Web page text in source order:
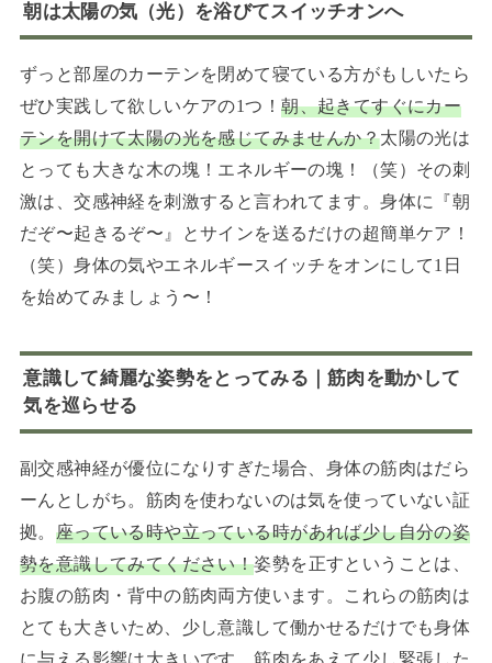
朝は太陽の気（光）を浴びてスイッチオンへ
ずっと部屋のカーテンを閉めて寝ている方がもしいたら
ぜひ実践して欲しいケアの1つ！朝、起きてすぐにカー
テンを開けて太陽の光を感じてみませんか？太陽の光は
とっても大きな木の塊！エネルギーの塊！（笑）その刺
激は、交感神経を刺激すると言われてます。身体に『朝
だぞ〜起きるぞ〜』とサインを送るだけの超簡単ケア！
（笑）身体の気やエネルギースイッチをオンにして1日
を始めてみましょう〜！
意識して綺麗な姿勢をとってみる｜筋肉を動かして
気を巡らせる
副交感神経が優位になりすぎた場合、身体の筋肉はだら
ーんとしがち。筋肉を使わないのは気を使っていない証
拠。 座っている時や立っている時があれば少し自分の姿
勢を意識してみてください！姿勢を正すということは、
お腹の筋肉・背中の筋肉両方使います。これらの筋肉は
とても大きいため、少し意識して働かせるだけでも身体